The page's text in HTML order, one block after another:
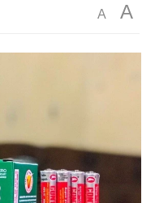
A A